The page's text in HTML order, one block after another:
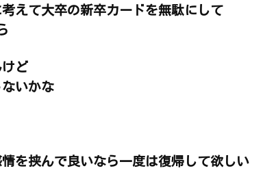
えて大卒の新卒カードを無駄にして
ど
いかな
を挟んで良いなら一度は復帰して欲しい